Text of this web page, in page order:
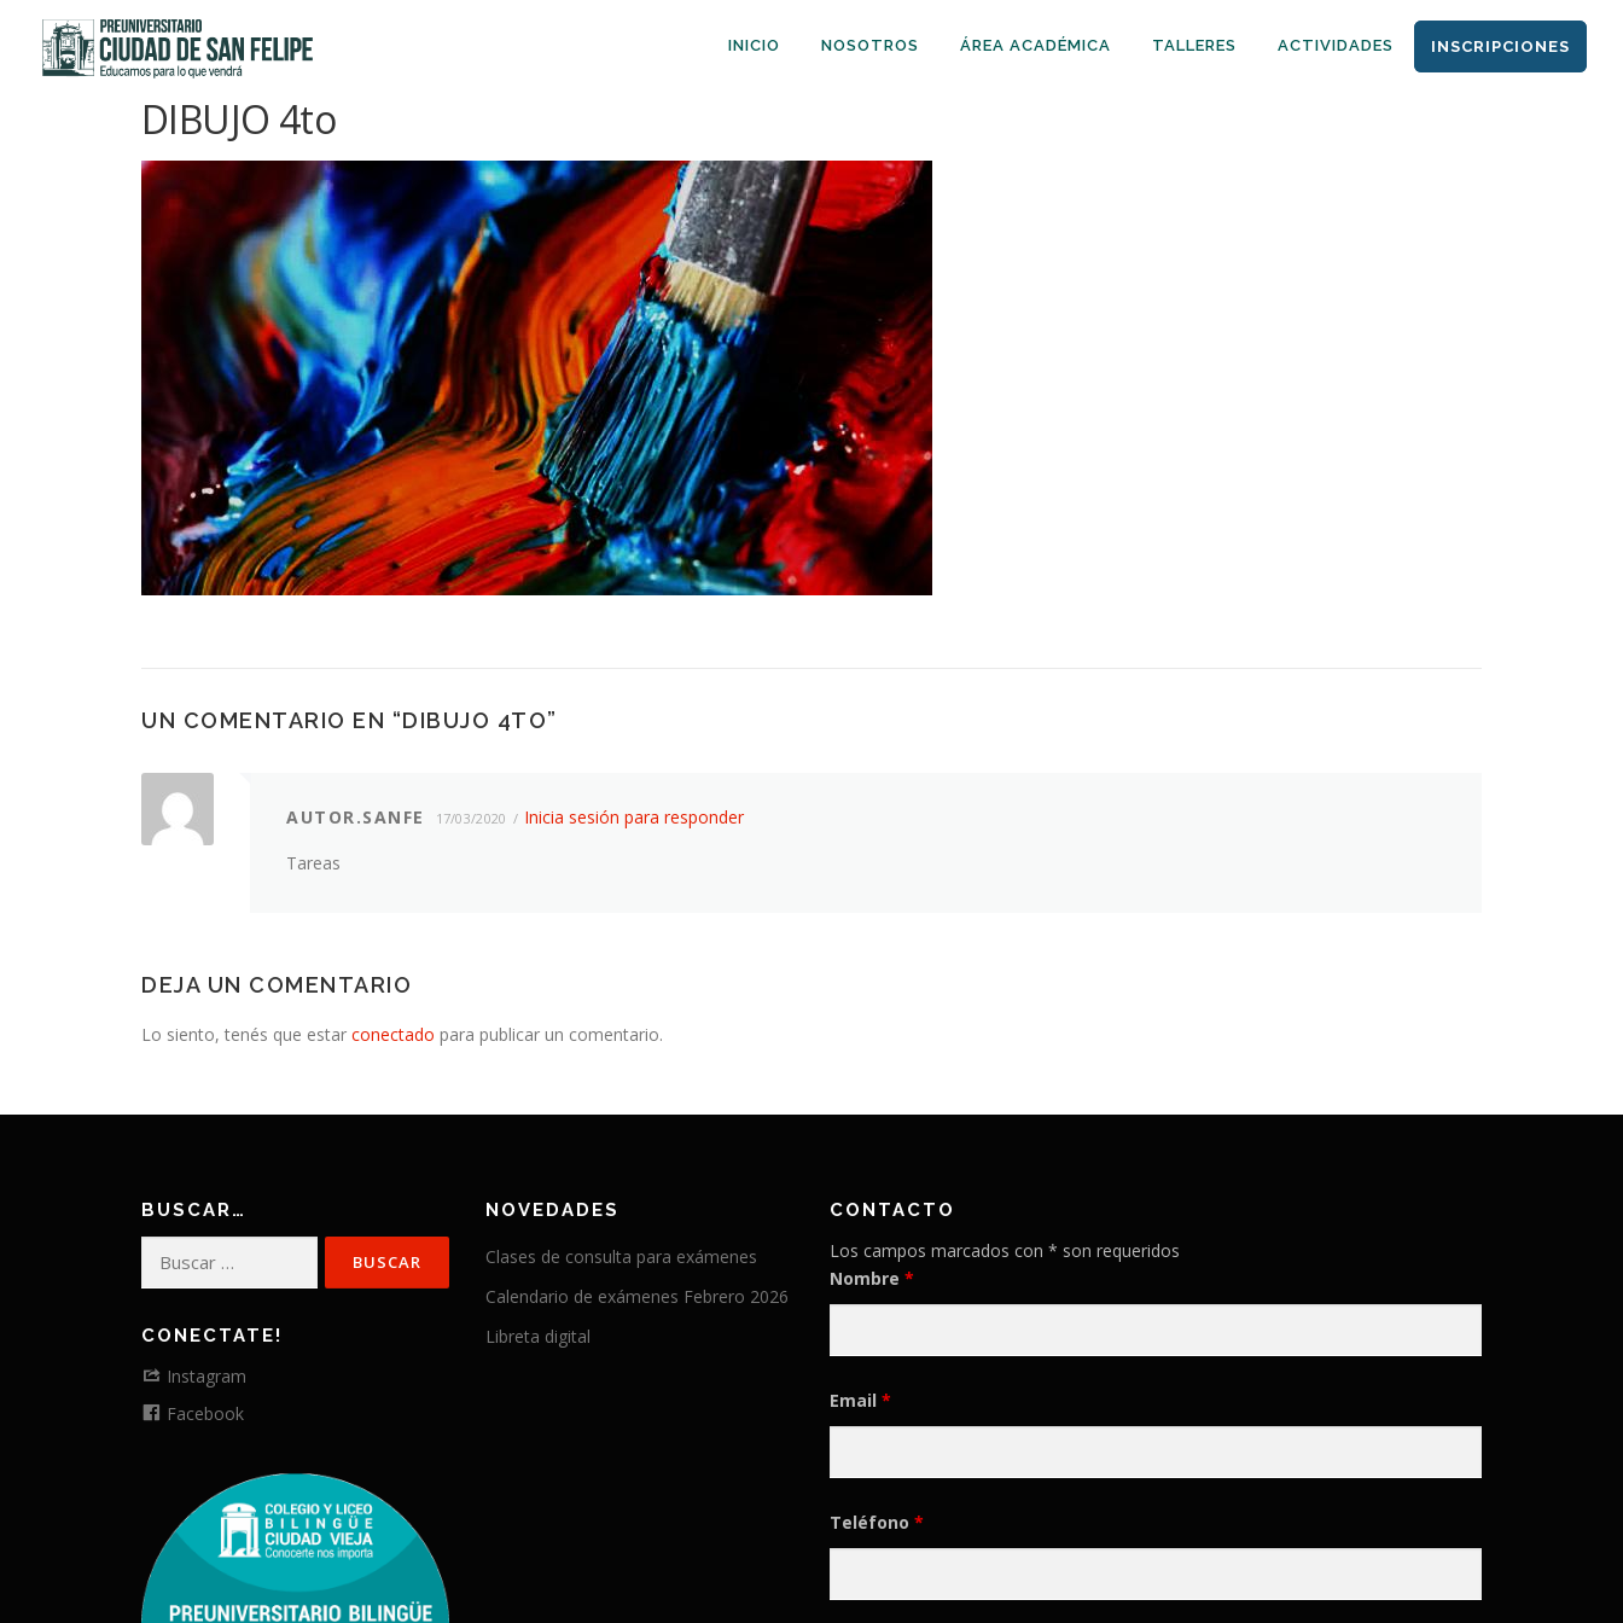
contenido
INICIO NOSOTROS ÁREA ACADÉMICA TALLERES ACTIVIDADES INSCRIPCIONES
DIBUJO 4to
UN COMENTARIO EN “DIBUJO 4TO”
AUTOR.SANFE 17/03/2020
Inicia sesión para responder
Tareas
DEJA UN COMENTARIO
Lo siento, tenés que estar conectado para publicar un comentario.
BUSCAR…
CONECTATE!
Instagram
Facebook
NOVEDADES
Clases de consulta para exámenes
Calendario de exámenes Febrero 2026
Libreta digital
CONTACTO
Los campos marcados con * son requeridos
Nombre *
Email *
Teléfono *